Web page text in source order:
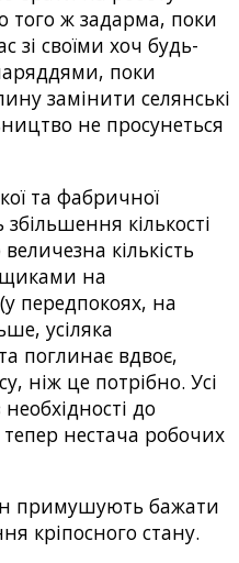
того ж задарма, поки
зі своїми хоч будь-
поки
замінити селянські
не просунеться
та фабричної
кількості
кількість
на
передпокоях, на
усіляка
поглинає вдвоє,
ніж це потрібно. Усі
до
тепер нестача робочих
примушують бажати
кріпосного стану.